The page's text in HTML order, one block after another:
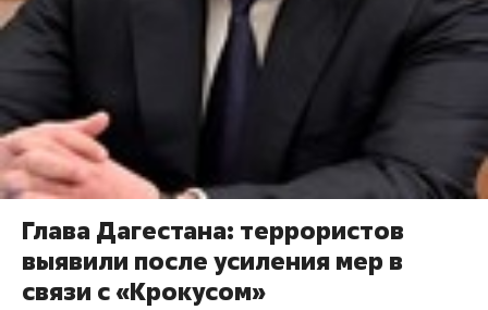
Глава Дагестана: террористов
выявили после усиления мер в
связи с «Крокусом»